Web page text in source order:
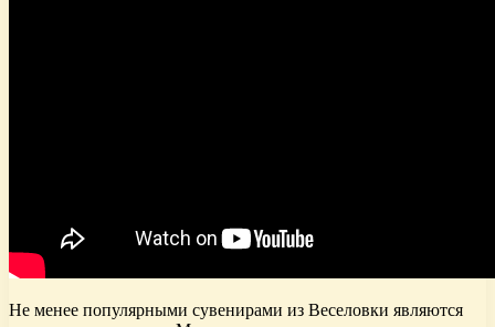
Не менее популярными сувенирами из Веселовки являются